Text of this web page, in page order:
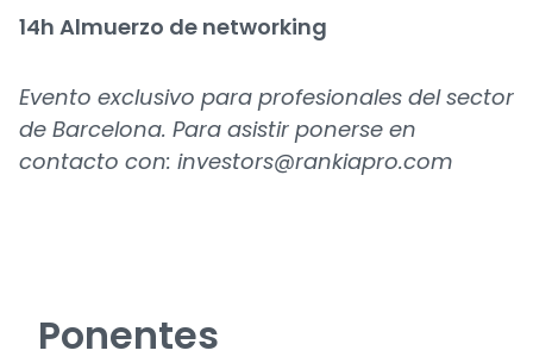
14h Almuerzo de networking
Evento exclusivo para profesionales del sector
de Barcelona. Para asistir ponerse en
contacto con: investors@rankiapro.com
Ponentes